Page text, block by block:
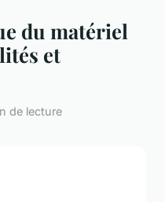
du matériel
et
de lecture